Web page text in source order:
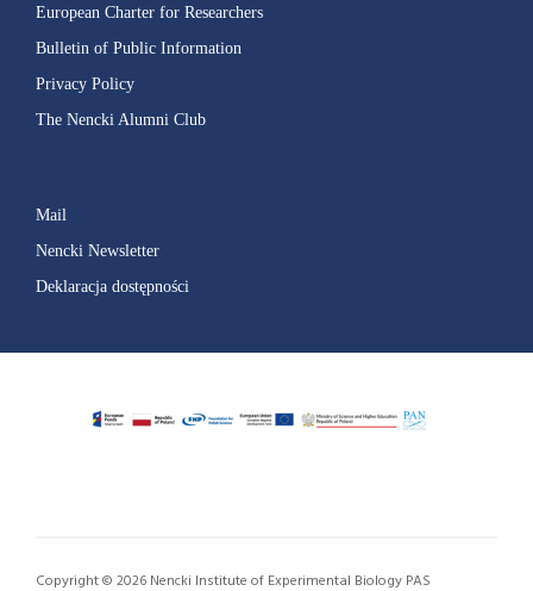
European Charter for Researchers
Bulletin of Public Information
Privacy Policy
The Nencki Alumni Club
Mail
Nencki Newsletter
Deklaracja dostępności
Copyright © 2026 Nencki Institute of Experimental Biology PAS